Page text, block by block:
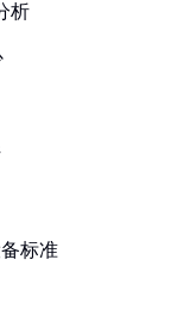
析
标准